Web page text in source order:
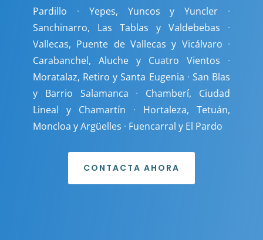
Pardillo · Yepes, Yuncos y Yuncler ·
Sanchinarro, Las Tablas y Valdebebas ·
Vallecas, Puente de Vallecas y Vicálvaro ·
Carabanchel, Aluche y Cuatro Vientos ·
Moratalaz, Retiro y Santa Eugenia · San Blas
y Barrio Salamanca · Chamberí, Ciudad
Lineal y Chamartín · Hortaleza, Tetuán,
Moncloa y Argüelles · Fuencarral y El Pardo
CONTACTA AHORA